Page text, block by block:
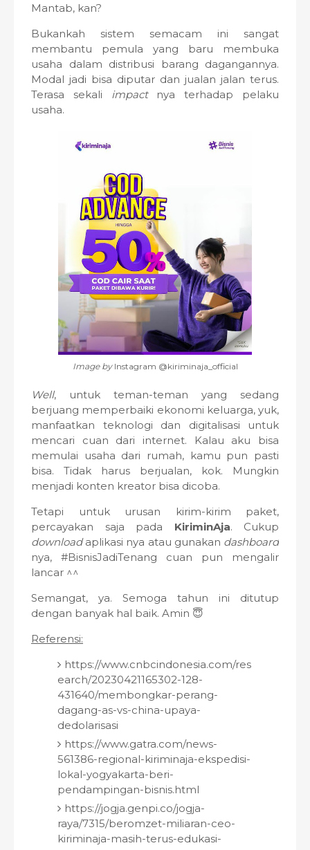
Mantab, kan?
Bukankah sistem semacam ini sangat
membantu pemula yang baru membuka
usaha dalam distribusi barang dagangannya.
Modal jadi bisa diputar dan jualan jalan terus.
Terasa sekali impact nya terhadap pelaku
usaha.
Image byInstagram @kiriminaja_official
Well, untuk teman-teman yang sedang
berjuang memperbaiki ekonomi keluarga, yuk,
manfaatkan teknologi dan digitalisasi untuk
mencari cuan dari internet. Kalau aku bisa
memulai usaha dari rumah, kamu pun pasti
bisa. Tidak harus berjualan, kok. Mungkin
menjadi konten kreator bisa dicoba.
Tetapi untuk urusan kirim-kirim paket,
percayakan saja pada KiriminAja. Cukup
downloadaplikasi nya atau gunakan dashboard
nya, #BisnisJadiTenang cuan pun mengalir
lancar ^^
Semangat, ya. Semoga tahun ini ditutup
dengan banyak hal baik. Amin 😇
Referensi:
https://www.cnbcindonesia.com/res
earch/20230421165302-128-
431640/membongkar-perang-
dagang-as-vs-china-upaya-
dedolarisasi
https://www.gatra.com/news-
561386-regional-kiriminaja-ekspedisi-
lokal-yogyakarta-beri-
pendampingan-bisnis.html
https://jogja.genpi.co/jogja-
raya/7315/beromzet-miliaran-ceo-
kiriminaja-masih-terus-edukasi-